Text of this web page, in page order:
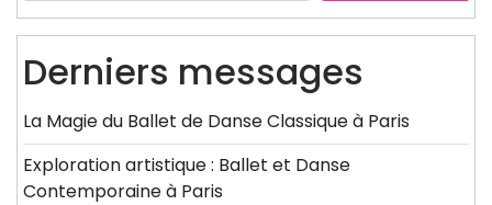
Derniers messages
La Magie du Ballet de Danse Classique à Paris
Exploration artistique : Ballet et Danse
Contemporaine à Paris